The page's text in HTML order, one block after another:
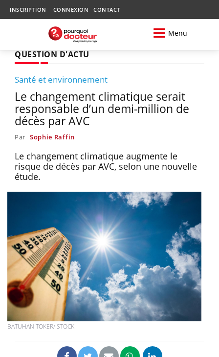
INSCRIPTION CONNEXION CONTACT
Menu
QUESTION D'ACTU
Santé et environnement
Le changement climatique serait
responsable d’un demi-million de
décès par AVC
Par Sophie Raffin
Le changement climatique augmente le
risque de décès par AVC, selon une nouvelle
étude.
BATUHAN TOKER/ISTOCK